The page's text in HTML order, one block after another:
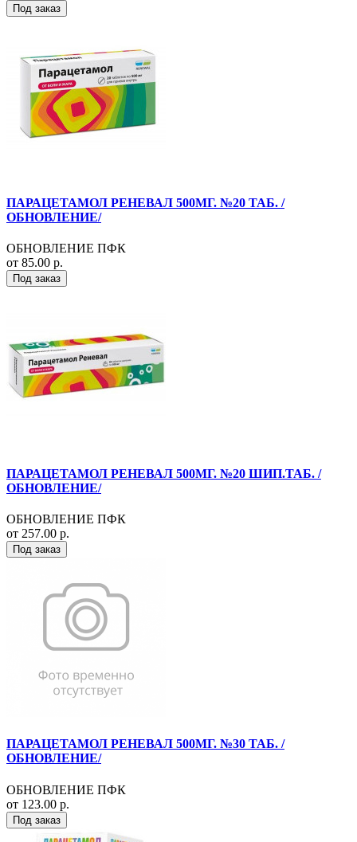
Под заказ
ПАРАЦЕТАМОЛ РЕНЕВАЛ 500МГ. №20 ТАБ. /
ОБНОВЛЕНИЕ/
ОБНОВЛЕНИЕ ПФК
от 85.00 р.
Под заказ
ПАРАЦЕТАМОЛ РЕНЕВАЛ 500МГ. №20 ШИП.ТАБ. /
ОБНОВЛЕНИЕ/
ОБНОВЛЕНИЕ ПФК
от 257.00 р.
Под заказ
ПАРАЦЕТАМОЛ РЕНЕВАЛ 500МГ. №30 ТАБ. /
ОБНОВЛЕНИЕ/
ОБНОВЛЕНИЕ ПФК
от 123.00 р.
Под заказ